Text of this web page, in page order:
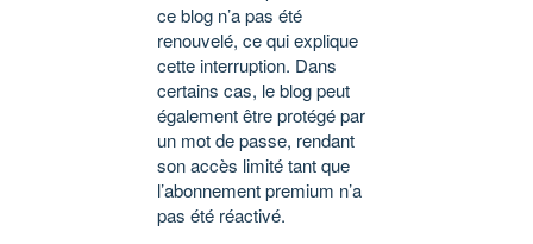
ce blog n’a pas été
renouvelé, ce qui explique
cette interruption. Dans
certains cas, le blog peut
également être protégé par
un mot de passe, rendant
son accès limité tant que
l’abonnement premium n’a
pas été réactivé.